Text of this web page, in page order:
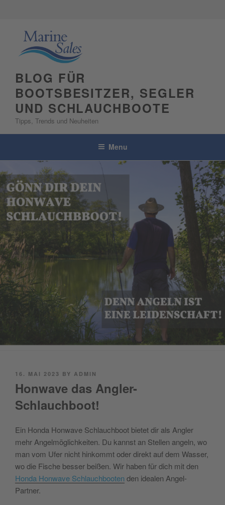
BLOG FÜR
BOOTSBESITZER, SEGLER
UND SCHLAUCHBOOTE
Tipps, Trends und Neuheiten
Menu
POSTED
ON
16. MAI 2023 BY ADMIN
Honwave das Angler-
Schlauchboot!
Ein Honda Honwave Schlauchboot bietet dir als Angler
mehr Angelmöglichkeiten. Du kannst an Stellen angeln, wo
man vom Ufer nicht hinkommt oder direkt auf dem Wasser,
wo die Fische besser beißen. Wir haben für dich mit den
Honda Honwave Schlauchbooten den idealen Angel-
Partner.